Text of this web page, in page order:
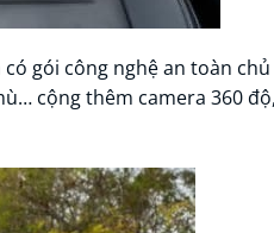
gói công nghệ an toàn
cộng thêm camera 360